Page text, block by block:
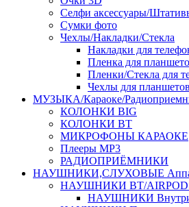
Селфи аксессуары/
Сумки фото
Чехлы/Накладки/Стекла
Накладки для
Пленка для
Пленки/Стекла для
Чехлы для планшетов
МУЗЫКА/Караоке/
КОЛОНКИ BIG
КОЛОНКИ BT
МИКРОФОНЫ КАРАОКЕ
Плееры MP3
РАДИОПРИЁМНИКИ
НАУШНИКИ,СЛУХОВЫЕ
НАУШНИКИ BT/
НАУШНИКИ